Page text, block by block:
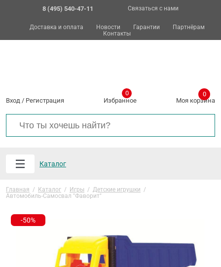
8 (495) 540-47-11 Связаться с нами
Доставка и оплата Новости Гарантии
Партнёрам
Контакты
Вход / Регистрация Избранное
0
Моя корзина
0
Каталог
Главная / Каталог / Игры / Детские игрушки /
Автомобиль-Самосвал "Фаворит"
-50%